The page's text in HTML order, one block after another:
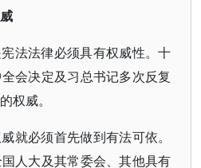
法法律必须具有权威性。十
会决定及习总书记多次反复
权威。
就必须首先做到有法可依。
人大及其常委会、其他具有